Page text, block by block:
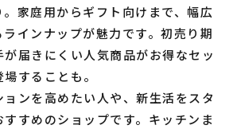
家庭用からギフト向けまで、幅広
インナップが魅力です。初売り期
届きにくい人気商品がお得なセッ
することも。
ンを高めたい人や、新生活をスタ
すめのショップです。キッチンま